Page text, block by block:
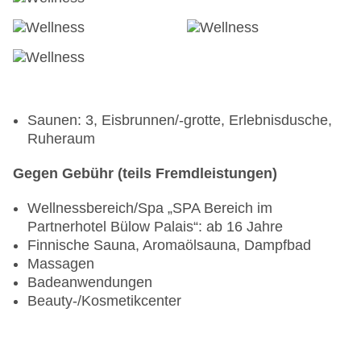
Saunen: 3, Eisbrunnen/-grotte, Erlebnisdusche,
Ruheraum
Gegen Gebühr (teils Fremdleistungen)
Wellnessbereich/Spa „SPA Bereich im
Partnerhotel Bülow Palais“: ab 16 Jahre
Finnische Sauna, Aromaölsauna, Dampfbad
Massagen
Badeanwendungen
Beauty-/Kosmetikcenter